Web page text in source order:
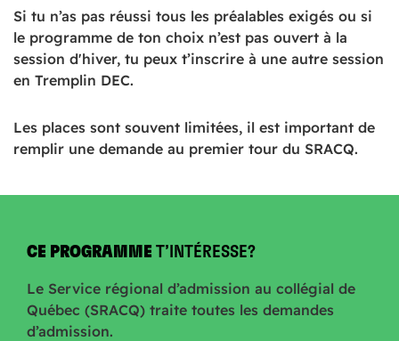
Si tu n’as pas réussi tous les préalables exigés ou si
le programme de ton choix n’est pas ouvert à la
session d'hiver, tu peux t’inscrire à une autre session
en Tremplin DEC.
Les places sont souvent limitées, il est important de
remplir une demande au premier tour du SRACQ.
CE PROGRAMME T’INTÉRESSE?
Le Service régional d’admission au collégial de
Québec (SRACQ) traite toutes les demandes
d’admission.